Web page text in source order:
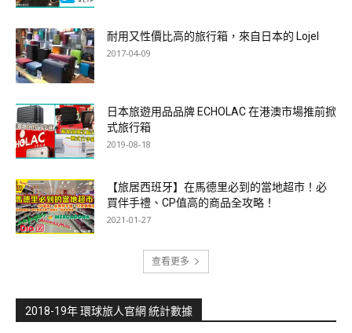
耐用又性價比高的旅行箱，來自日本的 Lojel
2017-04-09
日本旅遊用品品牌 ECHOLAC 在港澳市場推前掀
式旅行箱
2019-08-18
【旅居西班牙】在馬德里必到的當地超市！必
買伴手禮、CP值高的商品全攻略！
2021-01-27
查看更多
2018-19年 環球旅人官網 統計數據